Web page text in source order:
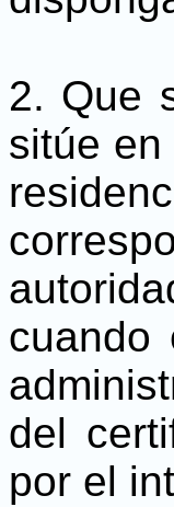
2. Que
sitúe
cuando
del
por el